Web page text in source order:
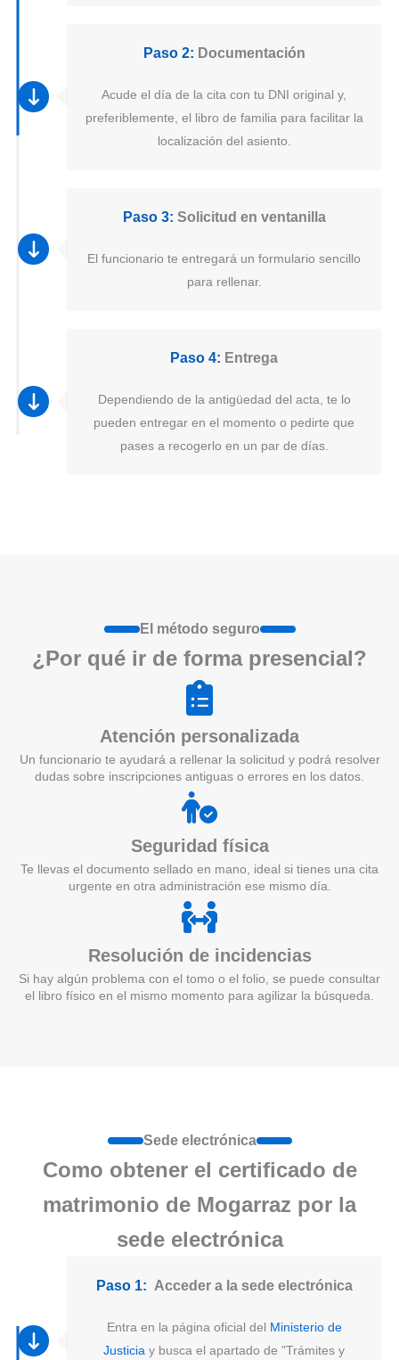
Paso 2: Documentación
Acude el día de la cita con tu DNI original y,
preferiblemente, el libro de familia para facilitar la
localización del asiento.
Paso 3: Solicitud en ventanilla
El funcionario te entregará un formulario sencillo
para rellenar.
Paso 4: Entrega
Dependiendo de la antigüedad del acta, te lo
pueden entregar en el momento o pedirte que
pases a recogerlo en un par de días.
El método seguro
¿Por qué ir de formapresencial?
Atención personalizada
Un funcionario te ayudará a rellenar la solicitud y podrá resolver
dudas sobre inscripciones antiguas o errores en los datos.
Seguridad física
Te llevas el documento sellado en mano, ideal si tienes una cita
urgente en otra administración ese mismo día.
Resolución de incidencias
Si hay algún problema con el tomo o el folio, se puede consultar
el libro físico en el mismo momento para agilizar la búsqueda.
Sede electrónica
Como obtener el certificado de
matrimonio de Mogarraz por la
sede electrónica
Paso 1: Acceder a la sede electrónica
Entra en la página oficial del Ministerio de
Justicia y busca el apartado de "Trámites y